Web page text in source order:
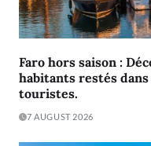
Faro hors saison :
habitants restés dans
touristes.
7 AUGUST 2026